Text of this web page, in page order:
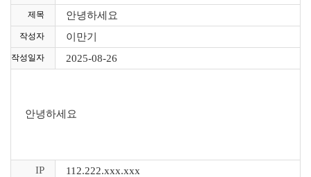
제목 안녕하세요
작성자 이만기
작성일자 2025-08-26
안녕하세요
IP 112.222.xxx.xxx